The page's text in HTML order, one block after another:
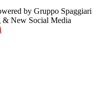
by Gruppo Spaggiari
& New Social Media